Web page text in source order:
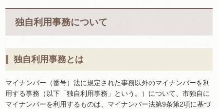
独自利用事務について
独自利用事務とは
マイナンバー（番号）法に規定された事務以外のマイナンバーを利
用する事務（以下「独自利用事務」という。）について、市独自に
マイナンバーを利用するものは、マイナンバー法第9条第2項に基づ